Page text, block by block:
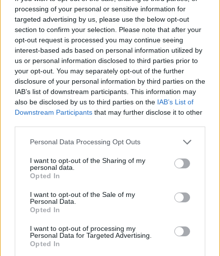
processing of your personal or sensitive information for
targeted advertising by us, please use the below opt-out
section to confirm your selection. Please note that after your
opt-out request is processed you may continue seeing
interest-based ads based on personal information utilized by
us or personal information disclosed to third parties prior to
your opt-out. You may separately opt-out of the further
disclosure of your personal information by third parties on the
IAB’s list of downstream participants. This information may
also be disclosed by us to third parties on the IAB’s List of
Downstream Participants that may further disclose it to other
Personal Data Processing Opt Outs
I want to opt-out of the Sharing of my
personal data.
Opted In
I want to opt-out of the Sale of my
Personal Data.
Opted In
I want to opt-out of processing my
Personal Data for Targeted Advertising.
Opted In
«σπάσιμο» των αρθρώσεων δίνει στα δάχτυλά
σου και στις αρθρώσεις σου μια ευκαιρία για
να ανακουφιστούν από αυτή τη συγκέντρωση
πίεσης. Με άλλα λόγια, οι άνθρωποι σπάζουν
τις αρθρώσεις τους για τους ίδιους λόγους
που μπορεί να τεντωθούν για μεγάλη διάρκεια
στη μέση της ημέρας. Είναι ένα αίσθημα
ανακούφισης.